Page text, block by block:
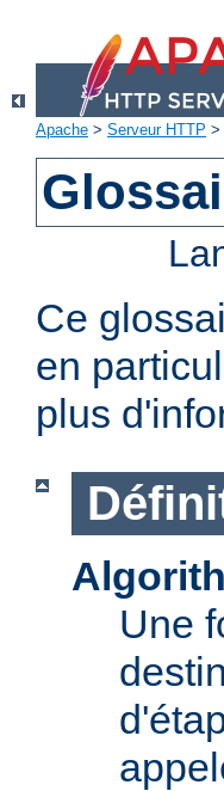
Apache > Serveur HTTP >
Ce
en
plus
Une